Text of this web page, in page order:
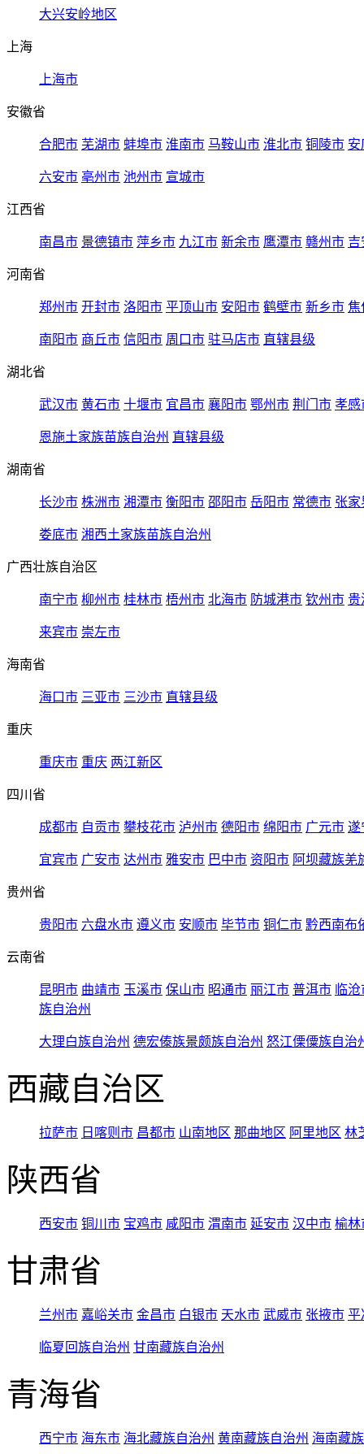
大兴安岭地区
上海
上海市
安徽省
合肥市 芜湖市 蚌埠市 淮南市 马鞍山市 淮北市 铜陵市 安
六安市 亳州市 池州市 宣城市
江西省
南昌市 景德镇市 萍乡市 九江市 新余市 鹰潭市 赣州市 吉
河南省
郑州市 开封市 洛阳市 平顶山市 安阳市 鹤壁市 新乡市 焦
南阳市 商丘市 信阳市 周口市 驻马店市 直辖县级
湖北省
武汉市 黄石市 十堰市 宜昌市 襄阳市 鄂州市 荆门市 孝感
恩施土家族苗族自治州 直辖县级
湖南省
长沙市 株洲市 湘潭市 衡阳市 邵阳市 岳阳市 常德市 张家
娄底市 湘西土家族苗族自治州
广西壮族自治区
南宁市 柳州市 桂林市 梧州市 北海市 防城港市 钦州市 贵
来宾市 崇左市
海南省
海口市 三亚市 三沙市 直辖县级
重庆
重庆市 重庆 两江新区
四川省
成都市 自贡市 攀枝花市 泸州市 德阳市 绵阳市 广元市 遂
宜宾市 广安市 达州市 雅安市 巴中市 资阳市 阿坝藏族羌
贵州省
贵阳市 六盘水市 遵义市 安顺市 毕节市 铜仁市 黔西南布
云南省
昆明市 曲靖市 玉溪市 保山市 昭通市 丽江市 普洱市 临
族自治州
大理白族自治州 德宏傣族景颇族自治州 怒江傈僳族自治
西藏自治区
拉萨市 日喀则市 昌都市 山南地区 那曲地区 阿里地区 林
陕西省
西安市 铜川市 宝鸡市 咸阳市 渭南市 延安市 汉中市 榆林
甘肃省
兰州市 嘉峪关市 金昌市 白银市 天水市 武威市 张掖市 平
临夏回族自治州 甘南藏族自治州
青海省
西宁市 海东市 海北藏族自治州 黄南藏族自治州 海南藏